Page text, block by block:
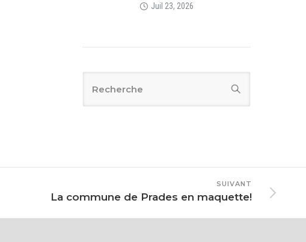
Juil 23, 2026
SUIVANT
La commune de Prades en maquette!